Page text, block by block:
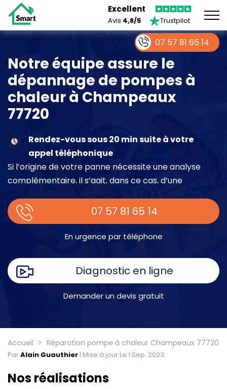
Excellent
Avis 4,8/5 Trustpilot
Notre équipe assure le
dépannage de pompes à
chaleur à Champeaux
77720
Rendez-vous sous 20 min suite à votre
appel téléphonique
Si l’origine de votre panne nécessite une analyse
complémentaire, il s’agit, dans ce cas, d’une
place.
07 57 81 65 14
En urgence par téléphone
Diagnostic en ligne
Demander un devis gratuit
Accueil Réparation pompe à chaleur Champeaux 77720
ParAlain Guauthier | Mise à jour Le 1 Sep. 2023
Nos réalisations
07 57 81 65 14